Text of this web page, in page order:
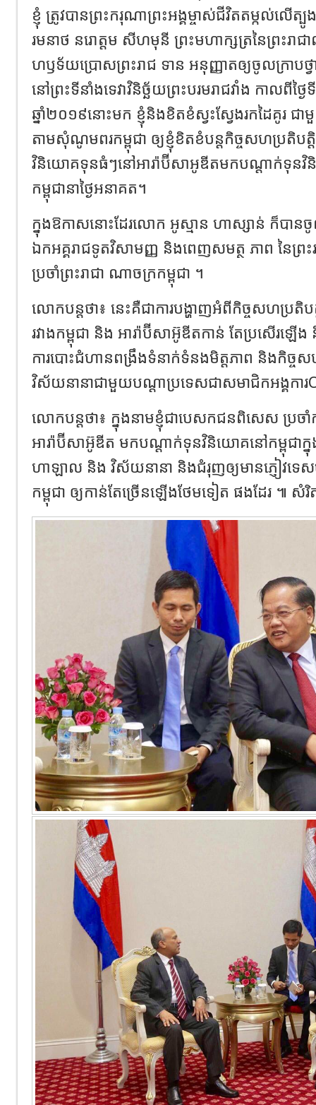
ខ្ញុំ ត្រូវបានព្រះករុណាព្រះអង្គម្ចាស់ជីវិតតម្កល់លើត្បូ
រមនាថ នរោត្តម សីហមុនី ព្រះមហាក្សត្រនៃព្រះរាជា
ហឫទ័យប្រោសព្រះរាជ ទាន អនុញ្ញាតឲ្យចូលក្រាបថ្
នៅព្រះទី​នាំងទេវាវិនិច្ឆ័យព្រះបរមរាជវាំង កាលពីថ្ង
ឆ្នាំ២០១៩នោះមក ខ្ញុំនិងខិតខំស្វះស្វែងរកដៃគូរ ជ
តាមសុំណូមពរកម្ពុជា ឲ្យខ្ញុំខិតខំបន្ដកិច្ចសហប្រតិបតិ្ត
វិនិយោគទុនធំៗនៅអារ៉ាប៊ីសាអូឌីតមកបណ្ដាក់ទុនវិ
កម្ពុជានាថ្ងៃអនាគត។
ក្នុងឱកាសនោះដែរលោក អូស្មាន ហាស្សាន់ ក៏បាន
ឯកអគ្គរាជទូតវិសាមញ្ញ និងពេញសមត្ថ ភាព នៃព្រ
ប្រចាំព្រះរាជា ណាចក្រកម្ពុជា ។
លោកបន្តថា៖ នេះគឺជាការបង្ហាញអំពីកិច្ចសហប្រតិប
រវាងកម្ពុជា​ និង​ អារ៉ាប៊ីសាអ៊ូឌីតកាន់ តែប្រសើរឡើ
ការបោះជំហានពង្រឹងទំនាក់ទំនងមិត្តភាព​ និង​កិច្ច
វិស័យនានាជាមួយបណ្តាប្រទេសជាសមាជិកអង្គការ
លោកបន្ដថា៖ ក្នុងនាមខ្ញុំជាបេសកជនពិសេស ប្រចាំ
អារ៉ាប៊ីសាអ៊ូឌីត មកបណ្តាក់ទុនវិនិយោគនៅកម្ពុជា
ហាឡាល​ និង​ វិស័យនានា និងជំរុញឲ្យមានភ្ញៀវទេ
កម្ពុជា ឲ្យកាន់តែច្រើនឡើងថែមទៀត ផងដែរ ៕ សំរិ